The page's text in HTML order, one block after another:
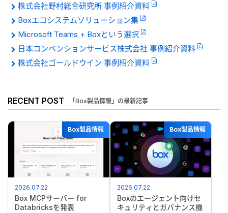
株式会社野村総合研究所 事例紹介資料
Boxエコシステムソリューション集
Microsoft Teams + Boxという選択
日本コンベンションサービス株式会社 事例紹介資料
株式会社ゴールドウイン 事例紹介資料
RECENT POST 「Box製品情報」の最新記事
Box製品情報
2026.07.22
Box MCPサーバー for
Databricksを発表
Box製品情報
2026.07.22
Boxのエージェント向けセ
キュリティとガバナンス機